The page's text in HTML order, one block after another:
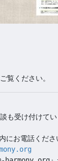
も受け付けて